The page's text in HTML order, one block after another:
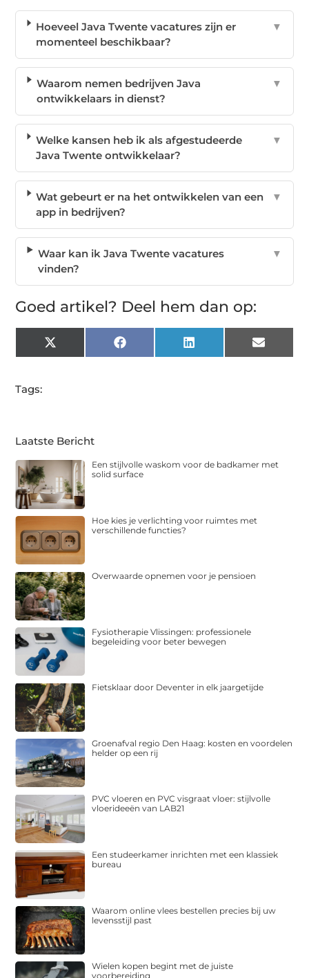
Hoeveel Java Twente vacatures zijn er
momenteel beschikbaar?
▼
Waarom nemen bedrijven Java
ontwikkelaars in dienst?
▼
Welke kansen heb ik als afgestudeerde
Java Twente ontwikkelaar?
▼
Wat gebeurt er na het ontwikkelen van een
app in bedrijven?
▼
Waar kan ik Java Twente vacatures
vinden?
▼
Goed artikel? Deel hem dan op:
X
(Twitter)
Facebook LinkedIn Email
Tags:
Laatste Bericht
Een stijlvolle waskom voor de badkamer met
solid surface
Hoe kies je verlichting voor ruimtes met
verschillende functies?
Overwaarde opnemen voor je pensioen
Fysiotherapie Vlissingen: professionele
begeleiding voor beter bewegen
Fietsklaar door Deventer in elk jaargetijde
Groenafval regio Den Haag: kosten en voordelen
helder op een rij
PVC vloeren en PVC visgraat vloer: stijlvolle
vloerideeën van LAB21
Een studeerkamer inrichten met een klassiek
bureau
Waarom online vlees bestellen precies bij uw
levensstijl past
Wielen kopen begint met de juiste
voorbereiding